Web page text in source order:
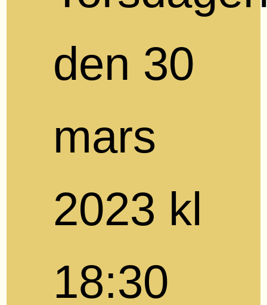
den 30
mars
2023 kl
18:30